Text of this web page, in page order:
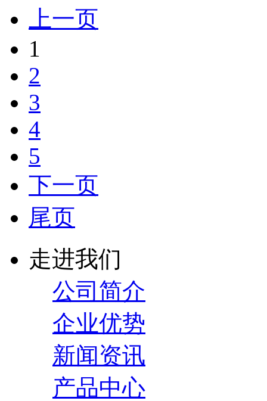
上一页
1
2
3
4
5
下一页
尾页
走进我们
公司简介
企业优势
新闻资讯
产品中心